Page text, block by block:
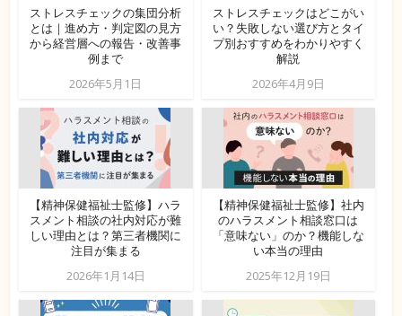
ストレスチェックの集団分析
とは｜進め方・判定図の見方
から経営層への報告・改善事
例まで
2026年5月1日
ストレスチェックはどこがい
い？失敗しない選び方とタイ
プ別おすすめをわかりやすく
解説
2026年4月9日
【精神保健福祉士監修】ハラ
スメント相談の社内対応が難
しい理由とは？第三者機関に
注目が集まる
2026年1月14日
【精神保健福祉士監修】社内
のハラスメント相談窓口は
「意味ない」のか？機能しな
い本当の理由
2025年12月19日